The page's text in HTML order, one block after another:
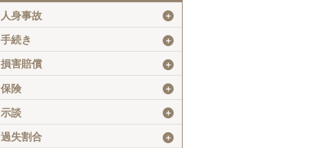
人身事故 ＋
手続き ＋
損害賠償 ＋
保険 ＋
示談 ＋
過失割合 ＋